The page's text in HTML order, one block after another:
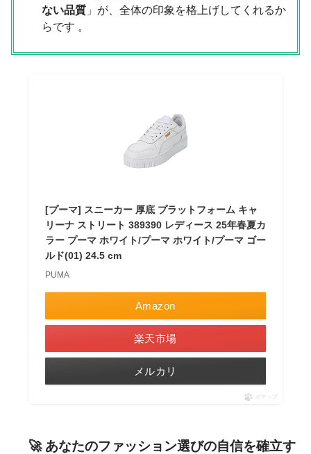
ない品質 」が、全体の印象を格上げしてくれるか
らです 。
[プーマ] スニーカー 厚底 プラットフォーム キャ
リーナ ストリート 389390 レディース 25年春夏カ
ラー プーマ ホワイト/プーマ ホワイト/プーマ ゴー
ルド(01) 24.5 cm
PUMA
Amazon
楽天市場
メルカリ
ポチップ
🚀 あなたのファッション選びの自信を確立す